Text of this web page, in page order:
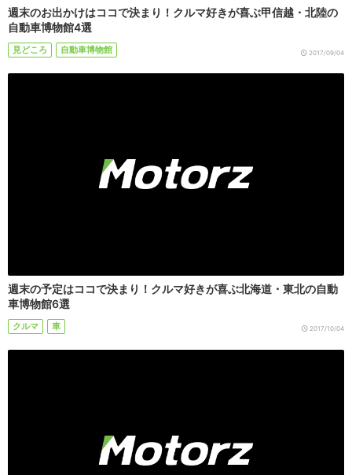
週末のお出かけはココで決まり！クルマ好きが喜ぶ甲信越・北陸の
自動車博物館4選
見どころ 自動車博物館 2017/09/04
週末の予定はココで決まり！クルマ好きが喜ぶ北海道・東北の自動
車博物館6選
クルマ 車 2017/10/04